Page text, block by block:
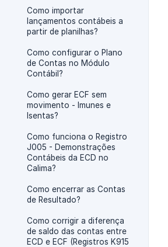
Como importar
lançamentos contábeis a
partir de planilhas?
Como configurar o Plano
de Contas no Módulo
Contábil?
Como gerar ECF sem
movimento - Imunes e
Isentas?
Como funciona o Registro
J005 - Demonstrações
Contábeis da ECD no
Calima?
Como encerrar as Contas
de Resultado?
Como corrigir a diferença
de saldo das contas entre
ECD e ECF (Registros K915